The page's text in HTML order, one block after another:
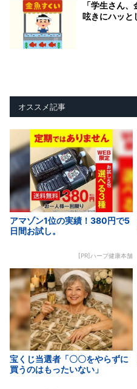
「学生さん
呟きにハッと
オススメ記事
アマゾン1位の実績！380円で5
日間お試し。
[PR]ハーブ健康本舗
宝くじ当選者「〇〇をやらずに
買うのはもったいない」